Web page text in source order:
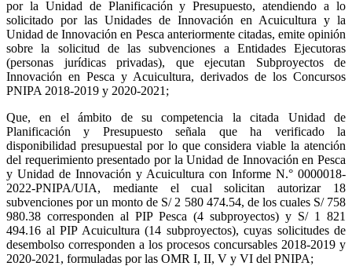
por la Unidad de Planificación y Presupuesto, atendiendo a lo
solicitado por las Unidades de Innovación en Acuicultura y la
Unidad de Innovación en Pesca anteriormente citadas, emite opinión
sobre la solicitud de las subvenciones a Entidades Ejecutoras
(personas jurídicas privadas), que ejecutan Subproyectos de
Innovación en Pesca y Acuicultura, derivados de los Concursos
PNIPA 2018-2019 y 2020-2021;
Que, en el ámbito de su competencia la citada Unidad de
Planificación y Presupuesto señala que ha verificado la
disponibilidad presupuestal por lo que considera viable la atención
del requerimiento presentado por la Unidad de Innovación en Pesca
y Unidad de Innovación y Acuicultura con Informe N.° 0000018-
2022-PNIPA/UIA, mediante el cual solicitan autorizar 18
subvenciones por un monto de S/ 2 580 474.54, de los cuales S/ 758
980.38 corresponden al PIP Pesca (4 subproyectos) y S/ 1 821
494.16 al PIP Acuicultura (14 subproyectos), cuyas solicitudes de
desembolso corresponden a los procesos concursables 2018-2019 y
2020-2021, formuladas por las OMR I, II, V y VI del PNIPA;